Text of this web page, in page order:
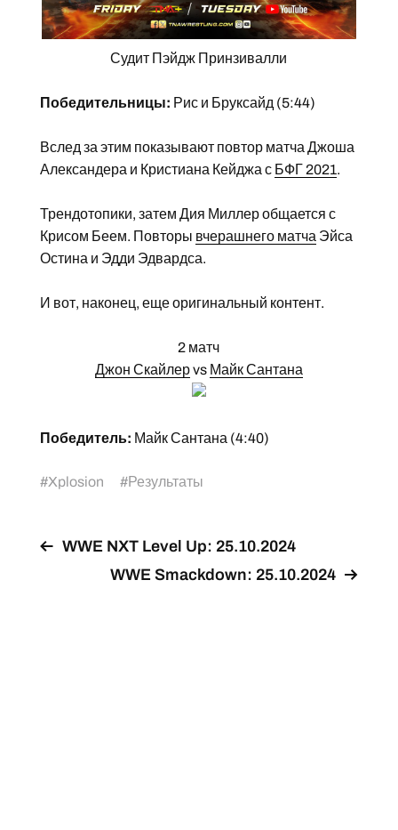
Судит Пэйдж Принзивалли
Победительницы: Рис и Бруксайд (5:44)
Вслед за этим показывают повтор матча Джоша
Александера и Кристиана Кейджа с БФГ 2021.
Трендотопики, затем Дия Миллер общается с
Крисом Беем. Повторы вчерашнего матча Эйса
Остина и Эдди Эдвардса.
И вот, наконец, еще оригинальный контент.
2 матч
Джон Скайлерvs Майк Сантана
Победитель: Майк Сантана (4:40)
#Xplosion #Результаты
WWE NXT Level Up: 25.10.2024
WWE Smackdown: 25.10.2024